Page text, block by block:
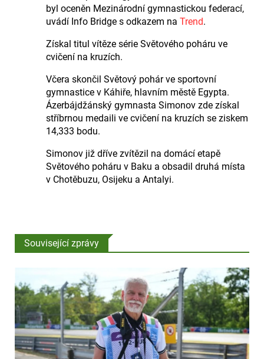
byl oceněn Mezinárodní gymnastickou federací,
uvádí Info Bridge s odkazem na Trend.
Získal titul vítěze série Světového poháru ve
cvičení na kruzích.
Včera skončil Světový pohár ve sportovní
gymnastice v Káhiře, hlavním městě Egypta.
Ázerbájdžánský gymnasta Simonov zde získal
stříbrnou medaili ve cvičení na kruzích se ziskem
14,333 bodu.
Simonov již dříve zvítězil na domácí etapě
Světového poháru v Baku a obsadil druhá místa
v Chotěbuzu, Osijeku a Antalyi.
Související zprávy